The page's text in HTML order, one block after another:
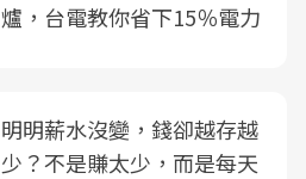
爐，台電教你省下15％電力
明明薪水沒變，錢卻越存越
少？不是賺太少，而是每天